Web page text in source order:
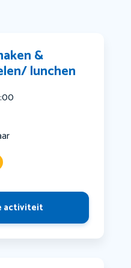
&
lunchen
activiteit